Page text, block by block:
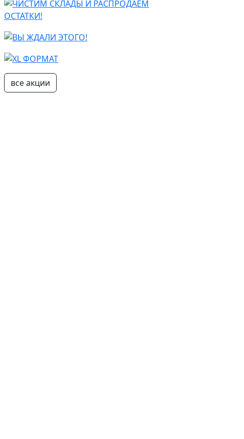
все акции